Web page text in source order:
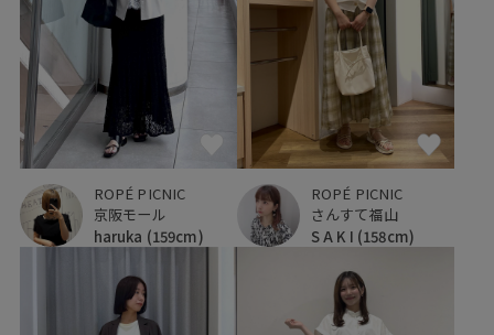
ROPÉ PICNIC
京阪モール
haruka (159cm)
ROPÉ PICNIC
さんすて福山
S A K I (158cm)